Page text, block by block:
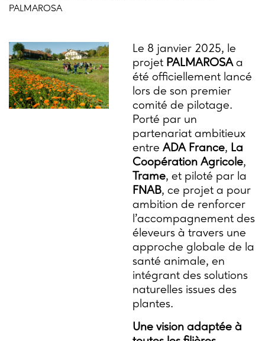
PALMAROSA
Le 8 janvier 2025, le
projet PALMAROSAa
été officiellement lancé
lors de son premier
comité de pilotage.
Porté par un
partenariat ambitieux
entre ADA France, La
Coopération Agricole,
Trame, et piloté par la
FNAB, ce projet a pour
ambition de renforcer
l’accompagnement des
éleveurs à travers une
approche globale de la
santé animale, en
intégrant des solutions
naturelles issues des
plantes.
Une vision adaptée à